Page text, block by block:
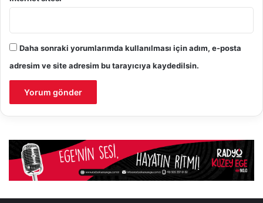
Daha sonraki yorumlarımda kullanılması için adım, e-posta
adresim ve site adresim bu tarayıcıya kaydedilsin.